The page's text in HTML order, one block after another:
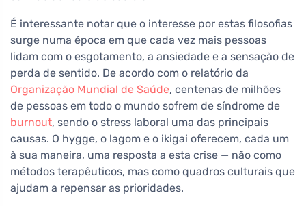
É interessante notar que o interesse por estas filosofias
surge numa época em que cada vez mais pessoas
lidam com o esgotamento, a ansiedade e a sensação de
perda de sentido. De acordo com o relatório da
Organização Mundial de Saúde, centenas de milhões
de pessoas em todo o mundo sofrem de síndrome de
burnout, sendo o stress laboral uma das principais
causas. O hygge, o lagom e o ikigai oferecem, cada um
à sua maneira, uma resposta a esta crise — não como
métodos terapêuticos, mas como quadros culturais que
ajudam a repensar as prioridades.